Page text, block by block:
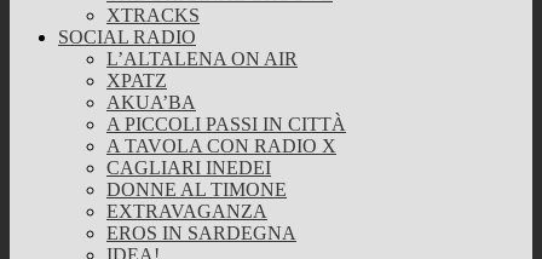
XTRACKS
SOCIAL RADIO
L’ALTALENA ON AIR
XPATZ
AKUA’BA
A PICCOLI PASSI IN CITTÀ
A TAVOLA CON RADIO X
CAGLIARI INEDEI
DONNE AL TIMONE
EXTRAVAGANZA
EROS IN SARDEGNA
IDEA!